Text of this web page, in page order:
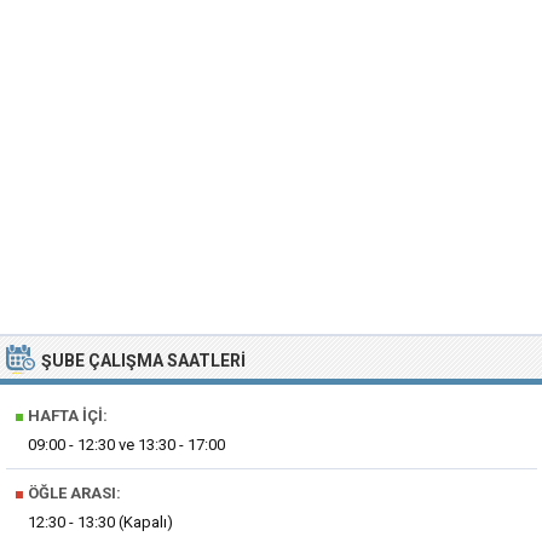
ŞUBE ÇALIŞMA SAATLERI
■ HAFTA İÇI:
09:00 - 12:30 ve 13:30 - 17:00
■ ÖĞLE ARASI:
12:30 - 13:30 (Kapalı)